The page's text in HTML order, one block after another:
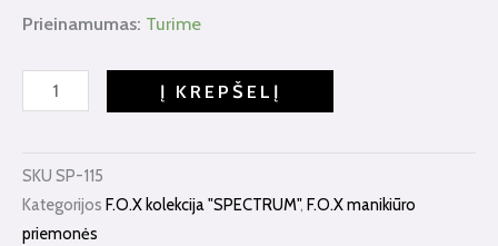
Prieinamumas: Turime
produkto
Gelinis
lakas
7ml.
Nr.115
Į KREPŠELĮ
SKU SP-115
Kategorijos F.O.X kolekcija "SPECTRUM", F.O.X manikiūro
priemonės